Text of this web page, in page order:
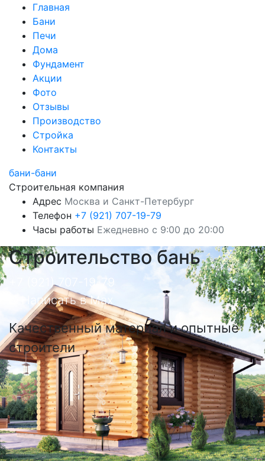
Главная
Бани
Печи
Дома
Фундамент
Акции
Фото
Отзывы
Производство
Стройка
Контакты
бани-бани
Строительная компания
Адрес Москва и Санкт-Петербург
Телефон +7 (921) 707-19-79
Часы работы Ежедневно с 9:00 до 20:00
Строительство бань
+7 (921) 707-19-79
Написать в Max
Качественный материал и опытные
строители